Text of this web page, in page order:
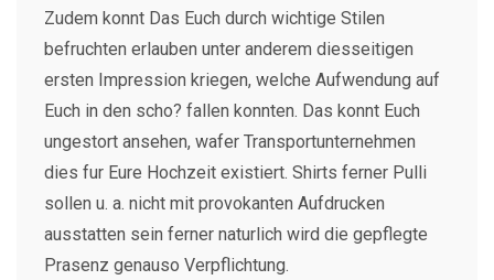
Zudem konnt Das Euch durch wichtige Stilen
befruchten erlauben unter anderem diesseitigen
ersten Impression kriegen, welche Aufwendung auf
Euch in den scho? fallen konnten. Das konnt Euch
ungestort ansehen, wafer Transportunternehmen
dies fur Eure Hochzeit existiert. Shirts ferner Pulli
sollen u. a. nicht mit provokanten Aufdrucken
ausstatten sein ferner naturlich wird die gepflegte
Prasenz genauso Verpflichtung.